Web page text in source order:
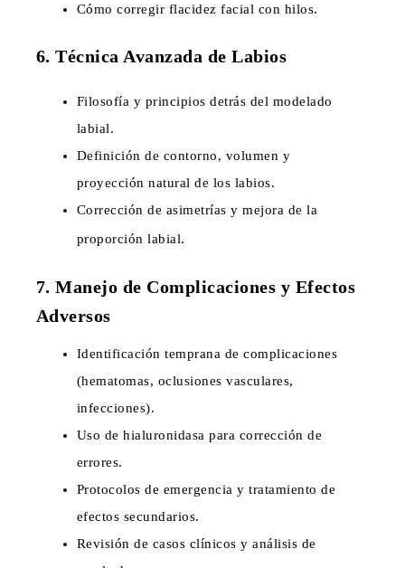
Cómo corregir flacidez facial con hilos.
6. Técnica Avanzada de Labios
Filosofía y principios detrás del modelado
labial.
Definición de contorno, volumen y
proyección natural de los labios.
Corrección de asimetrías y mejora de la
proporción labial.
7. Manejo de Complicaciones y Efectos
Adversos
Identificación temprana de complicaciones
(hematomas, oclusiones vasculares,
infecciones).
Uso de hialuronidasa para corrección de
errores.
Protocolos de emergencia y tratamiento de
efectos secundarios.
Revisión de casos clínicos y análisis de